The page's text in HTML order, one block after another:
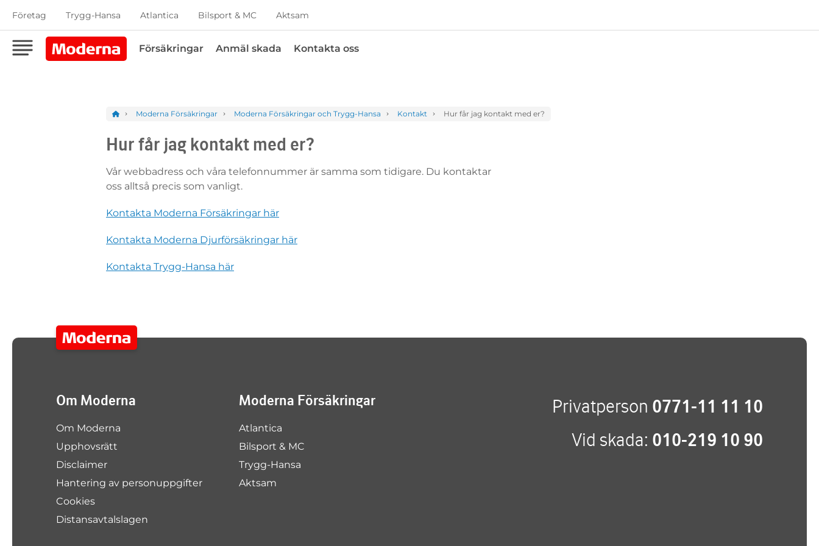
Företag Trygg-Hansa Atlantica Bilsport & MC Aktsam
Försäkringar Anmäl skada Kontakta oss
Moderna Försäkringar Moderna Försäkringar och Trygg-Hansa Kontakt Hur får jag kontakt med er?
Hur får jag kontakt med er?
Vår webbadress och våra telefonnummer är samma som tidigare. Du kontaktar
oss alltså precis som vanligt.
Kontakta Moderna Försäkringar här
Kontakta Moderna Djurförsäkringar här
Kontakta Trygg-Hansa här
Om Moderna
Om Moderna
Upphovsrätt
Disclaimer
Hantering av personuppgifter
Cookies
Distansavtalslagen
Moderna Försäkringar
Atlantica
Bilsport & MC
Trygg-Hansa
Aktsam
Privatperson 0771-11 11 10
Vid skada: 010-219 10 90